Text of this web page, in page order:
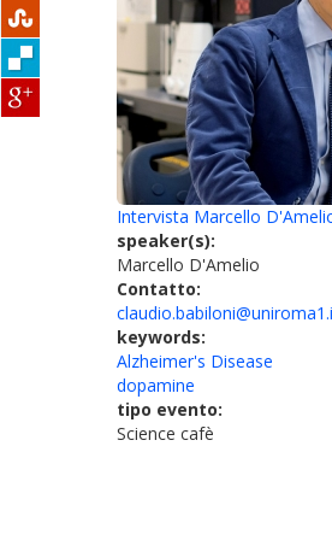
Intervista Marcello
speaker(s):
Marcello D'Amelio
Contatto:
keywords:
Alzheimer's Disease
dopamine
tipo evento:
Science cafè